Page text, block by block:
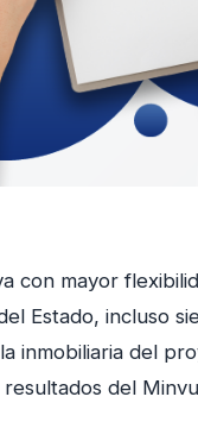
con mayor
Estado, incluso
inmobiliaria del
del